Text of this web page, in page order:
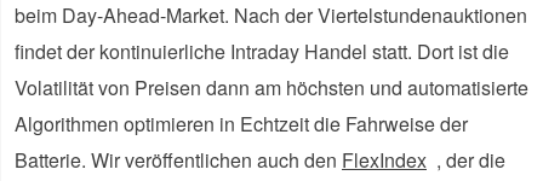
beim Day-Ahead-Market. Nach der Viertelstundenauktionen
findet der kontinuierliche Intraday Handel statt. Dort ist die
Volatilität von Preisen dann am höchsten und automatisierte
Algorithmen optimieren in Echtzeit die Fahrweise der
Batterie. Wir veröffentlichen auch den FlexIndex , der die